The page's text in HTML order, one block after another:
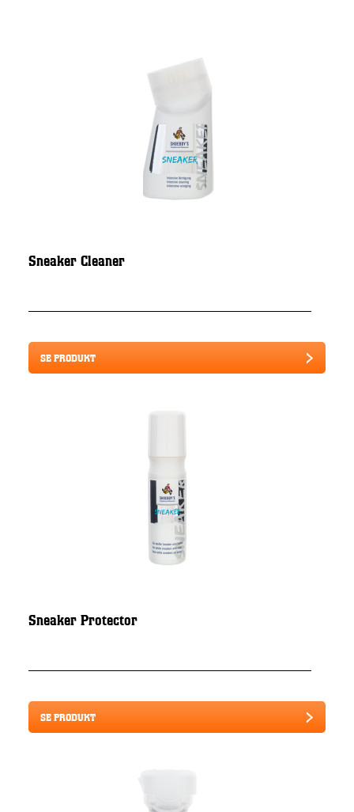
Sneaker Cleaner
SE PRODUKT
Sneaker Protector
SE PRODUKT